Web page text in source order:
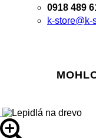
0918 489
k-store@k-